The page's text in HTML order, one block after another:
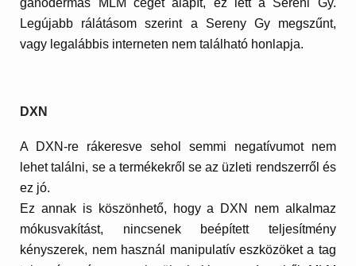
ganodermás MLM céget alapít, ez lett a Sereni Gy.
Legújabb rálátásom szerint a Sereny Gy megszűnt,
vagy legalábbis interneten nem található honlapja.
DXN
A DXN-re rákeresve sehol semmi negatívumot nem
lehet találni, se a termékekről se az üzleti rendszerről és
ez jó.
Ez annak is köszönhető, hogy a DXN nem alkalmaz
mókusvakítást, nincsenek beépített teljesítmény
kényszerek, nem használ manipulatív eszközöket a tag